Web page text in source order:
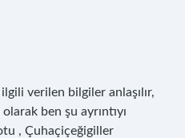
verilen bilgiler anlaşılır,
ben şu ayrıntıyı
, Çuhaçiçeğigiller